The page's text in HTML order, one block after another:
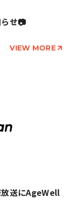
せ📷
VIEW MORE
放送にAgeWell